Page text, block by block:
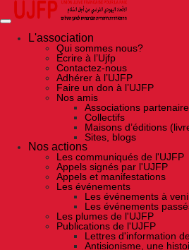
Skip
the
contentL'association
Qui sommes nous?
Ecrire à l’Ujfp
Contactez-nous
Adhérer à l’UJFP
Faire un don à l’UJFP
Nos amis
Associations
Collectifs
Maisons d’éditions
Sites, blogs
Nos actions
Les communiqués de l'UJFP
Appels signés par l'UJFP
Appels et manifestations
Les événements
Les événements à
Les événements
Les plumes de l'UJFP
Publications de l'UJFP
Lettres d'information
Antisionisme, une